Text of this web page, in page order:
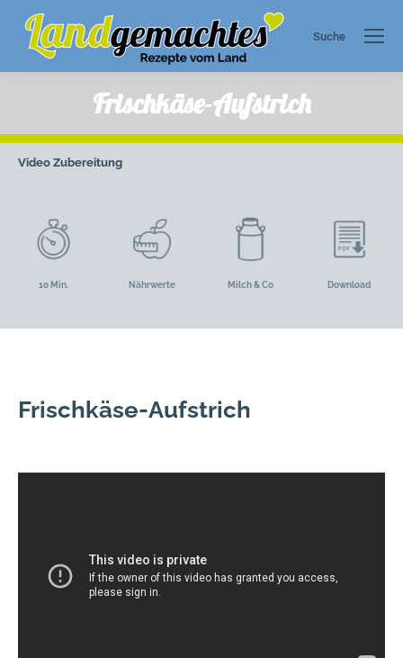
Search:
Suche
Frischkäse-Aufstrich
Video Zubereitung
10 Min. Nährwerte Milch & Co Download
Frischkäse-Aufstrich